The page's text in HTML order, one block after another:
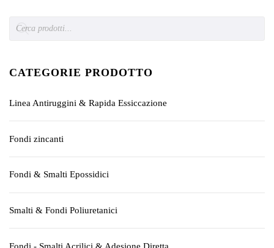
search
CATEGORIE PRODOTTO
Linea Antiruggini & Rapida Essiccazione
Fondi zincanti
Fondi & Smalti Epossidici
Smalti & Fondi Poliuretanici
Fondi - Smalti Acrilici & Adesione Diretta